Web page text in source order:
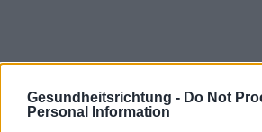
Gesundheitsrichtung - Do Not
Personal Information